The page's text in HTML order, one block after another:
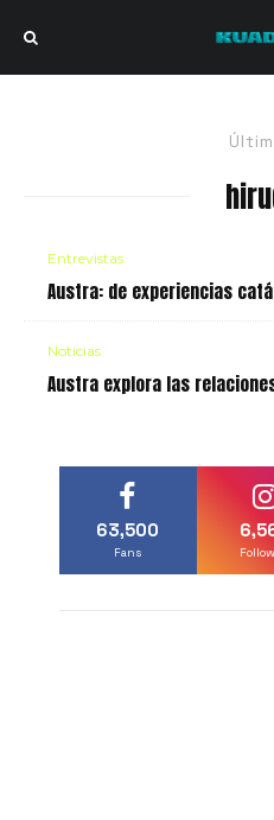
Entrevistas
Austra: de experiencias
Noticias
Austra explora las
63,500
Fans